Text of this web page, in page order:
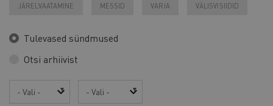
JÄRELVAATAMINE MESSID VARIA VÄLISVISIIDID
Tulevased sündmused
Otsi arhiivist
Aasta Kuu